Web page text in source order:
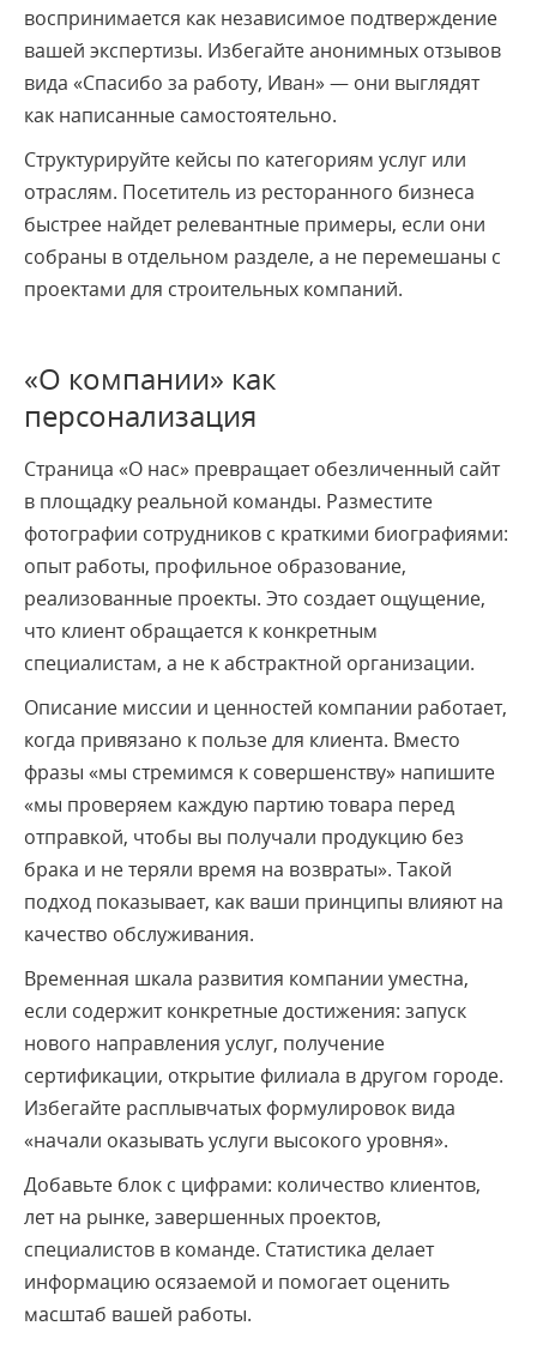
воспринимается как независимое подтверждение
вашей экспертизы. Избегайте анонимных отзывов
вида «Спасибо за работу, Иван» — они выглядят
как написанные самостоятельно.
Структурируйте кейсы по категориям услуг или
отраслям. Посетитель из ресторанного бизнеса
быстрее найдет релевантные примеры, если они
собраны в отдельном разделе, а не перемешаны с
проектами для строительных компаний.
«О компании» как
персонализация
Страница «О нас» превращает обезличенный сайт
в площадку реальной команды. Разместите
фотографии сотрудников с краткими биографиями:
опыт работы, профильное образование,
реализованные проекты. Это создает ощущение,
что клиент обращается к конкретным
специалистам, а не к абстрактной организации.
Описание миссии и ценностей компании работает,
когда привязано к пользе для клиента. Вместо
фразы «мы стремимся к совершенству» напишите
«мы проверяем каждую партию товара перед
отправкой, чтобы вы получали продукцию без
брака и не теряли время на возвраты». Такой
подход показывает, как ваши принципы влияют на
качество обслуживания.
Временная шкала развития компании уместна,
если содержит конкретные достижения: запуск
нового направления услуг, получение
сертификации, открытие филиала в другом городе.
Избегайте расплывчатых формулировок вида
«начали оказывать услуги высокого уровня».
Добавьте блок с цифрами: количество клиентов,
лет на рынке, завершенных проектов,
специалистов в команде. Статистика делает
информацию осязаемой и помогает оценить
масштаб вашей работы.